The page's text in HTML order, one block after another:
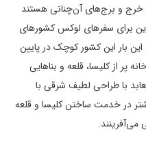
خرج و برج‌های آن‌چنانی هستند
برای سفرهای لوکس کشورهای
بار این کشور کوچک در پایین
پر از کلیسا، قلعه و بناهایی
با طراحی لطیف شرقی با
در خدمت ساختن کلیسا و قلعه
می‌آفرینند.